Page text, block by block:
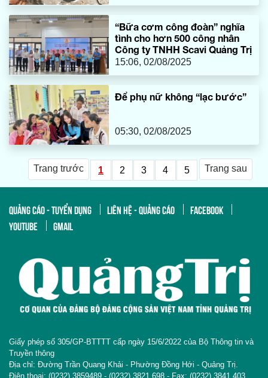
“Bữa cơm công đoàn” nghĩa
tình cho hơn 500 công nhân
Công ty TNHH Scavi Quảng Trị
15:06, 02/08/2025
Để phụ nữ không “lạc bước”
05:30, 02/08/2025
Trang trước 1 2 3 4 5 Trang sau
QUẢNG CÁO - TUYỂN DỤNG LIÊN HỆ - QUẢNG CÁO
FACEBOOK
YOUTUBE
GMAIL
Giấy phép số 305/GP-BTTTT cấp ngày 15/6/2022 của Bộ Thông tin và
Truyền thông
Địa chỉ: Đường Trần Quang Khải - Phường Đồng Hới - Quảng Trị.
Điện thoại: (0232).3859489 - (0232).3821 698 - Fax: (0232).3841 403